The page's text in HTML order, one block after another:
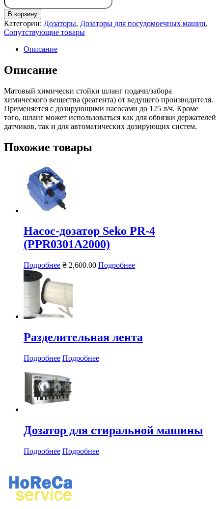
В корзину
Категории: Дозаторы, Дозаторы для посудомоечных машин,
Сопутствующие товары
Описание
Описание
Матовый химически стойки шланг подачи/забора
химического вещества (реагента) от ведущего производителя.
Применяется с дозирующими насосами до 125 л/ч. Кроме
того, шланг может использоваться как для обвязки держателей
датчиков, так и для автоматических дозирующих систем.
Похожие товары
Насос-дозатор Seko PR-4
(PPR0301А2000)
Подробнее ₴ 2,600.00 Подробнее
Разделительная лента
Подробнее Подробнее
Дозатор для стиральной машины
Подробнее Подробнее